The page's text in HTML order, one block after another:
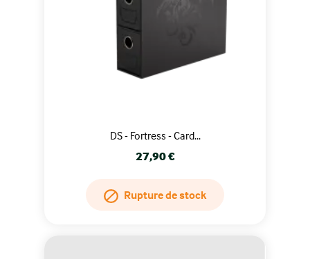
DS - Fortress - Card...
Prix
27,90 €
Rupture de stock